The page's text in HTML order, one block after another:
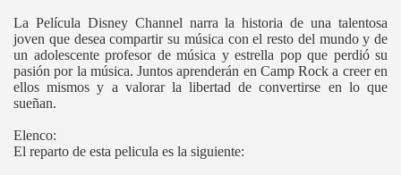
La Película Disney Channel narra la historia de una talentosa
joven que desea compartir su música con el resto del mundo y de
un adolescente profesor de música y estrella pop que perdió su
pasión por la música. Juntos aprenderán en Camp Rock a creer en
ellos mismos y a valorar la libertad de convertirse en lo que
sueñan.
Elenco:
El reparto de esta pelicula es la siguiente: